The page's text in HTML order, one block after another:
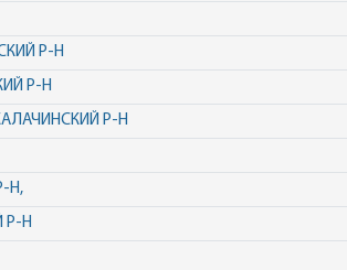
Р-Н
Р-Н
Р-Н
Н,
Р-Н